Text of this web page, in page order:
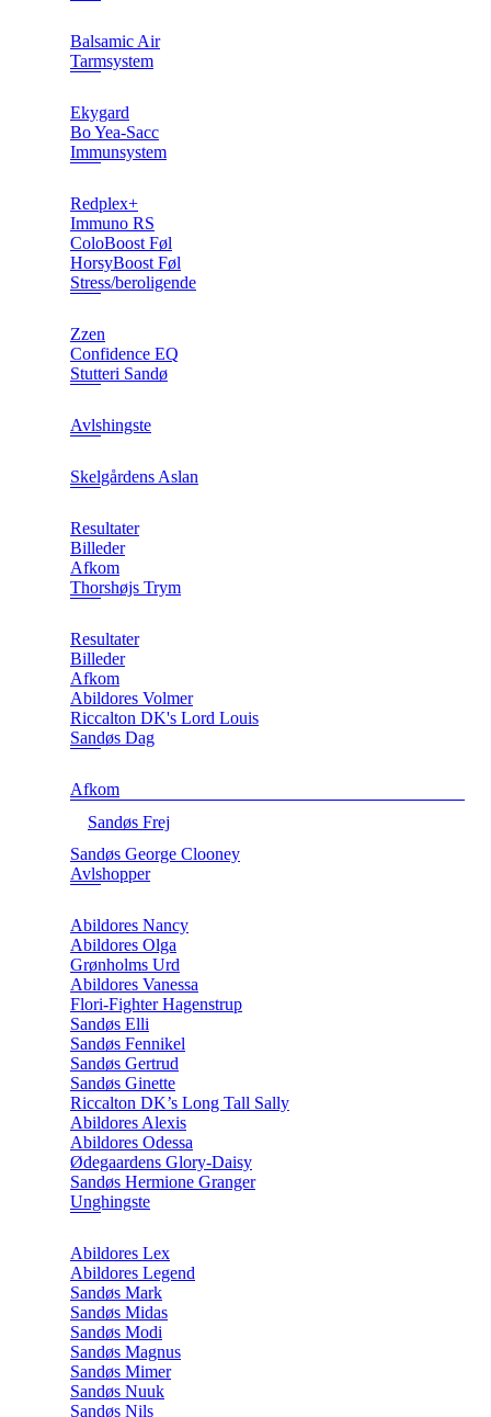
Balsamic Air
Tarmsystem
Ekygard
Bo Yea-Sacc
Immunsystem
Redplex+
Immuno RS
ColoBoost Føl
HorsyBoost Føl
Stress/beroligende
Zzen
Confidence EQ
Stutteri Sandø
Avlshingste
Skelgårdens Aslan
Resultater
Billeder
Afkom
Thorshøjs Trym
Resultater
Billeder
Afkom
Abildores Volmer
Riccalton DK's Lord Louis
Sandøs Dag
Afkom
Sandøs Frej
Sandøs George Clooney
Avlshopper
Abildores Nancy
Abildores Olga
Grønholms Urd
Abildores Vanessa
Flori-Fighter Hagenstrup
Sandøs Elli
Sandøs Fennikel
Sandøs Gertrud
Sandøs Ginette
Riccalton DK’s Long Tall Sally
Abildores Alexis
Abildores Odessa
Ødegaardens Glory-Daisy
Sandøs Hermione Granger
Unghingste
Abildores Lex
Abildores Legend
Sandøs Mark
Sandøs Midas
Sandøs Modi
Sandøs Magnus
Sandøs Mimer
Sandøs Nuuk
Sandøs Nils